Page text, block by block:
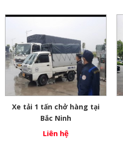
Xe tải 1 tấn chở hàng tại
Bắc Ninh
Liên hệ